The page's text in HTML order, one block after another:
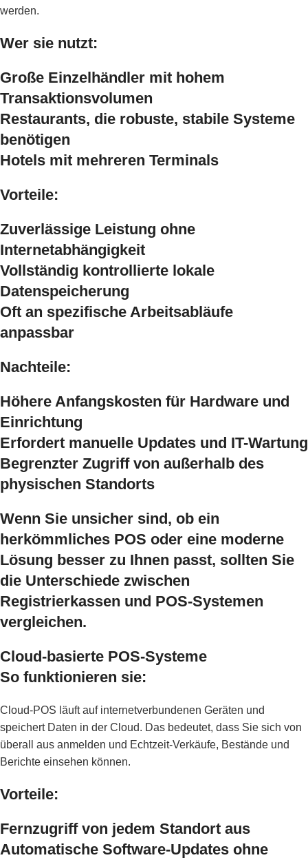
werden.
Wer sie nutzt:
Große Einzelhändler mit hohem
Transaktionsvolumen
Restaurants, die robuste, stabile Systeme
benötigen
Hotels mit mehreren Terminals
Vorteile:
Zuverlässige Leistung ohne
Internetabhängigkeit
Vollständig kontrollierte lokale
Datenspeicherung
Oft an spezifische Arbeitsabläufe
anpassbar
Nachteile:
Höhere Anfangskosten für Hardware und
Einrichtung
Erfordert manuelle Updates und IT-Wartung
Begrenzter Zugriff von außerhalb des
physischen Standorts
Wenn Sie unsicher sind, ob ein
herkömmliches POS oder eine moderne
Lösung besser zu Ihnen passt, sollten Sie
die Unterschiede zwischen
Registrierkassen und POS-Systemen
vergleichen.
Cloud-basierte POS-Systeme
So funktionieren sie:
Cloud-POS läuft auf internetverbundenen Geräten und
speichert Daten in der Cloud. Das bedeutet, dass Sie sich von
überall aus anmelden und Echtzeit-Verkäufe, Bestände und
Berichte einsehen können.
Vorteile:
Fernzugriff von jedem Standort aus
Automatische Software-Updates ohne